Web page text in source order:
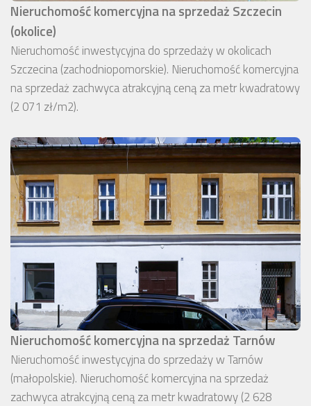
Nieruchomość komercyjna na sprzedaż Szczecin
(okolice)
Nieruchomość inwestycyjna do sprzedaży w okolicach
Szczecina (zachodniopomorskie). Nieruchomość komercyjna
na sprzedaż zachwyca atrakcyjną ceną za metr kwadratowy
(2 071 zł/m2).
Nieruchomość komercyjna na sprzedaż Tarnów
Nieruchomość inwestycyjna do sprzedaży w Tarnów
(małopolskie). Nieruchomość komercyjna na sprzedaż
zachwyca atrakcyjną ceną za metr kwadratowy (2 628